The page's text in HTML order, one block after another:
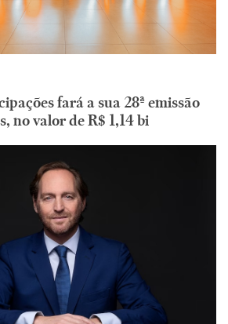
fará a sua 28ª emissão
no valor de R$ 1,14 bi